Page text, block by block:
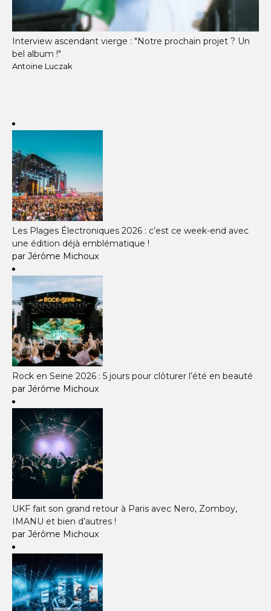
Interview ascendant vierge : "Notre prochain projet ? Un
bel album !"
Antoine Luczak
Les Plages Électroniques 2026 : c’est ce week-end avec
une édition déjà emblématique !
par Jérôme Michoux
Rock en Seine 2026 : 5 jours pour clôturer l’été en beauté
par Jérôme Michoux
UKF fait son grand retour à Paris avec Nero, Zomboy,
IMANU et bien d’autres !
par Jérôme Michoux